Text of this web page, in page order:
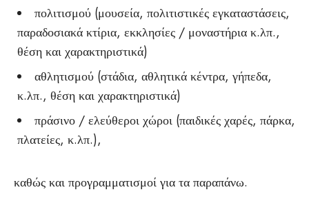
πολιτισμού (μουσεία, πολιτιστικές εγκαταστάσεις,
παραδοσιακά κτίρια, εκκλησίες / μοναστήρια κ.λπ.,
θέση και χαρακτηριστικά)
αθλητισμού (στάδια, αθλητικά κέντρα, γήπεδα,
κ.λπ., θέση και χαρακτηριστικά)
πράσινο / ελεύθεροι χώροι (παιδικές χαρές, πάρκα,
πλατείες, κ.λπ.),
καθώς και προγραμματισμοί για τα παραπάνω.